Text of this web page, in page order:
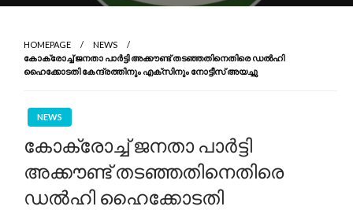
HOMEPAGE
NEWS
കോക്രോച്ച് ജനതാ പാർട്ടി അക്കൗണ്ട് തടഞ്ഞതിനെതിരെ ഡൽഹി
ഹൈക്കോടതി കേന്ദ്രത്തിനും എക്‌സിനും നോട്ടീസ് അയച്ചു
NEWS
കോക്രോച്ച് ജനതാ പാർട്ടി
അക്കൗണ്ട് തടഞ്ഞതിനെതിരെ
ഡൽഹി ഹൈക്കോടതി